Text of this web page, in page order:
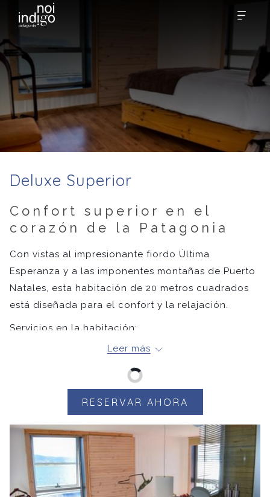
Deluxe Superior
Confort superior en el
corazón de la Patagonia
Con vistas al impresionante fiordo Última
Esperanza y a las imponentes montañas de Puerto
Natales, esta habitación de 20 metros cuadrados
está diseñada para el confort y la relajación.
Servicios en la habitación:
Habitación Matrimonial o Twin
Almohadas hipoalergénicas
Sábanas de 400 hilos
Baño con ducha de lluvia
Albornoz y zapatillas
Servicios NOI
Secador de pelo
Smart TV
Caja fuerte
Leer más
RESERVAR AHORA